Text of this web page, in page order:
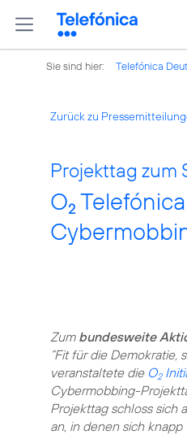
Sie sind hier: Telefónica
Zurück zu
Projekttag zum
O2
Zum bundesweite
“Fit für die Demokratie,
veranstaltete die O2
Cybermobbing-
Projekttag schloss sich
an, in denen sich